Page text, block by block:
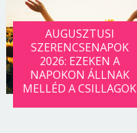
AUGUSZTUSI
SZERENCSENAPOK
2026: EZEKEN A
NAPOKON ÁLLNAK
MELLÉD A CSILLAGOK